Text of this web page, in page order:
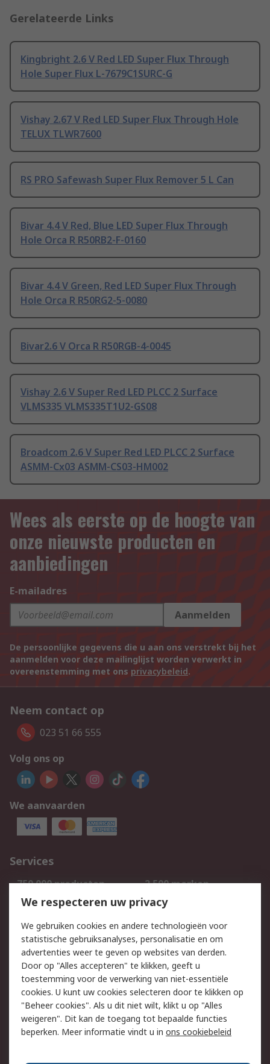
Gerelateerde Links
Kingbright 2.6 V Red LED Super Flux Through
Hole Super Flux L-7679C1SURC-G
Vishay 2.67 V Red LED Super Flux Through Hole
TELUX TLWR7600
RS PRO Safewash Super Flux Remover 5 L Can
Bivar 4.4 V Red, Blue LED Super Flux Through
Hole Orca R R50RB2-F-0160
Bivar 4.4 V Green, Red LED Super Flux Through
Hole Orca R R50RG2-5-0080
Bivar2.6 V Orca R R50RGB-4-0045
Vishay 2.6 V Super Red LED PLCC 2 Surface
VLMS335 VLMS335T1U2-GS08
Broadcom 2.6 V Super Red LED PLCC 2 Surface
ASMM-Cx03 ASMM-CS03-HM002
Wees als eerste op de hoogte van
onze nieuwste producten en
aanbiedingen
E-mailadres
Aanmelden
De persoonlijke gegevens die u aan ons verstrekt bij het
aanmelden voor deze mailinglijst worden verwerkt in
overeenstemming met ons privacybeleid.
Neem contact op
023 51 66 555
Volg ons op
We aanvaarden
Services
750.000 producten
2.500 merken
Bestellen
Inkoopoplossingen
Track & Trace
Wettelijk
Cookiebeleid
Email veiligheid
Privacybeleid
Websitevoorwaarden
Algemene
verkoopvoorwaarden
We respecteren uw privacy
We gebruiken cookies en andere technologieën voor
statistische gebruiksanalyses, personalisatie en om
advertenties weer te geven op websites van derden.
Door op "Alles accepteren" te klikken, geeft u
toestemming voor de verwerking van niet-essentiële
cookies. U kunt uw cookies selecteren door te klikken op
"Beheer cookies". Als u dit niet wilt, klikt u op "Alles
weigeren". Dit kan de toegang tot bepaalde functies
beperken. Meer informatie vindt u in ons cookiebeleid